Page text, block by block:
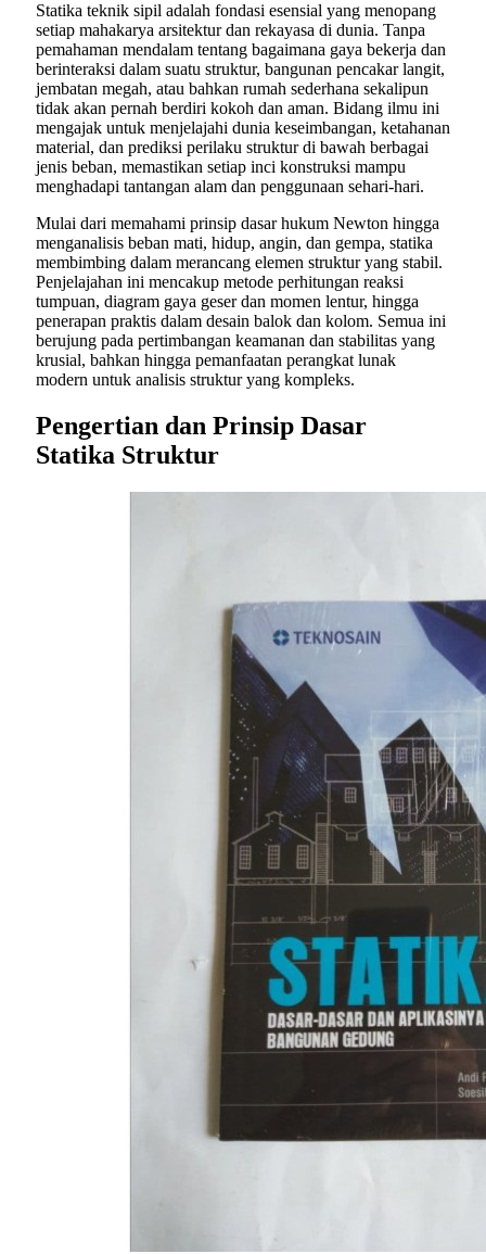
Statika teknik sipil adalah fondasi esensial yang menopang
setiap mahakarya arsitektur dan rekayasa di dunia. Tanpa
pemahaman mendalam tentang bagaimana gaya bekerja dan
berinteraksi dalam suatu struktur, bangunan pencakar langit,
jembatan megah, atau bahkan rumah sederhana sekalipun
tidak akan pernah berdiri kokoh dan aman. Bidang ilmu ini
mengajak untuk menjelajahi dunia keseimbangan, ketahanan
material, dan prediksi perilaku struktur di bawah berbagai
jenis beban, memastikan setiap inci konstruksi mampu
menghadapi tantangan alam dan penggunaan sehari-hari.
Mulai dari memahami prinsip dasar hukum Newton hingga
menganalisis beban mati, hidup, angin, dan gempa, statika
membimbing dalam merancang elemen struktur yang stabil.
Penjelajahan ini mencakup metode perhitungan reaksi
tumpuan, diagram gaya geser dan momen lentur, hingga
penerapan praktis dalam desain balok dan kolom. Semua ini
berujung pada pertimbangan keamanan dan stabilitas yang
krusial, bahkan hingga pemanfaatan perangkat lunak
modern untuk analisis struktur yang kompleks.
Pengertian dan Prinsip Dasar
Statika Struktur